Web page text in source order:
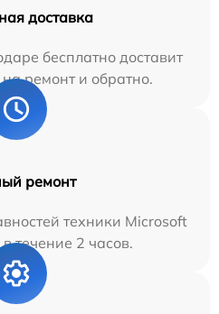
доставка
бесплатно доставит
ремонт и обратно.
ремонт
техники Microsoft
течение 2 часов.